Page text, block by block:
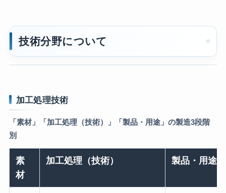
技術分野について
加工処理技術
「素材」「加工処理（技術）」「製品・用途」の製造3段階
別
素
材
加工処理（技術） 製品・用途